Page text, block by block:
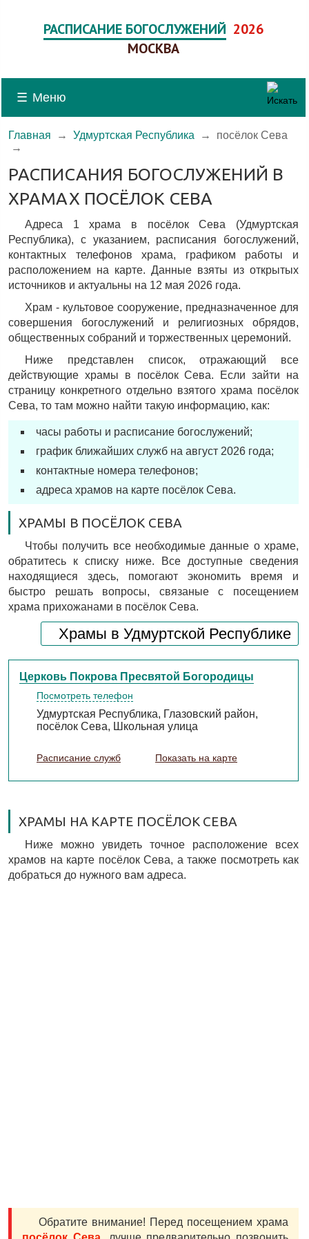
РАСПИСАНИЕ БОГОСЛУЖЕНИЙ 2026
МОСКВА
☰ Меню
Главная → Удмуртская Республика →
посёлок Сева
→
РАСПИСАНИЯ БОГОСЛУЖЕНИЙ В
ХРАМАХ ПОСЁЛОК СЕВА
Адреса 1 храма в посёлок Сева (Удмуртская
Республика), c указанием, расписания богослужений,
контактных телефонов храма, графиком работы и
расположением на карте. Данные взяты из открытых
источников и актуальны на 12 мая 2026 года.
Храм - культовое сооружение, предназначенное для
совершения богослужений и религиозных обрядов,
общественных собраний и торжественных церемоний.
Ниже представлен список, отражающий все
действующие храмы в посёлок Сева. Если зайти на
страницу конкретного отдельно взятого храма посёлок
Сева, то там можно найти такую информацию, как:
часы работы и расписание богослужений;
график ближайших служб на август 2026 года;
контактные номера телефонов;
адреса храмов на карте посёлок Сева.
ХРАМЫ В ПОСЁЛОК СЕВА
Чтобы получить все необходимые данные о храме,
обратитесь к списку ниже. Все доступные сведения
находящиеся здесь, помогают экономить время и
быстро решать вопросы, связаные с посещением
храма прихожанами в посёлок Сева.
Храмы в Удмуртской Республике
Церковь Покрова Пресвятой Богородицы
Посмотреть телефон
Удмуртская Республика, Глазовский район,
посёлок Сева, Школьная улица
Расписание служб Показать на карте
ХРАМЫ НА КАРТЕ ПОСЁЛОК СЕВА
Ниже можно увидеть точное расположение всех
храмов на карте посёлок Сева, а также посмотреть как
добраться до нужного вам адреса.
Обратите внимание! Перед посещением храма